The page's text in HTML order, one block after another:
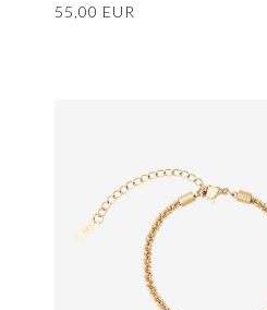
Ordinarie
55,00 EUR